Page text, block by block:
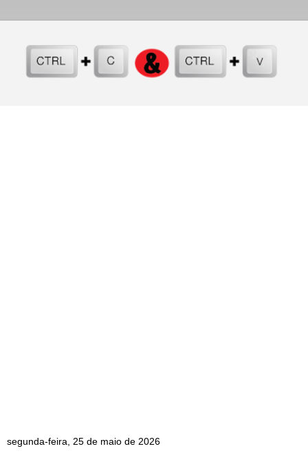
segunda-feira, 25 de maio de 2026